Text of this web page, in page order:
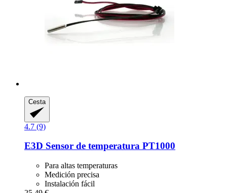
Cesta
4.7 (9)
E3D Sensor de temperatura PT1000
Para altas temperaturas
Medición precisa
Instalación fácil